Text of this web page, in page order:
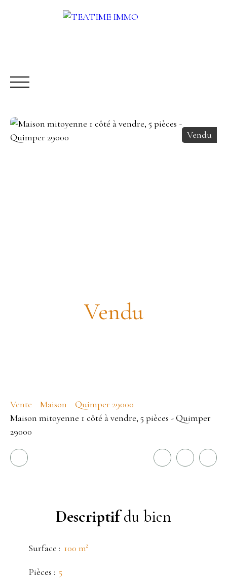
Vendu
Vendu
Vente Maison
Quimper 29000
Maison mitoyenne 1 côté à vendre, 5 pièces - Quimper
29000
Descriptifdu bien
Surface : 100 m²
Pièces : 5